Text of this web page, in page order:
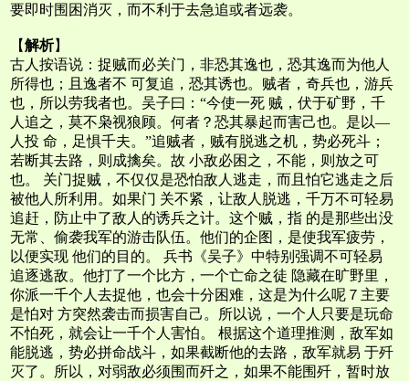
要即时围困消灭，而不利于去急追或者远袭。
【解析】
古人按语说：捉贼而必关门，非恐其逸也，恐其逸而为他人
所得也；且逸者不 可复追，恐其诱也。贼者，奇兵也，游兵
也，所以劳我者也。吴子曰：“今使一死 贼，伏于矿野，千
人追之，莫不枭视狼顾。何者？恐其暴起而害己也。是以—
人投 命，足惧千夫。”追贼者，贼有脱逃之机，势必死斗；
若断其去路，则成擒矣。故 小敌必困之，不能，则放之可
也。 关门捉贼，不仅仅是恐怕敌人逃走，而且怕它逃走之后
被他人所利用。如果门 关不紧，让敌人脱逃，千万不可轻易
追赶，防止中了敌人的诱兵之计。这个贼，指 的是那些出没
无常、偷袭我军的游击队伍。他们的企图，是使我军疲劳，
以便实现 他们的目的。 兵书《吴子》中特别强调不可轻易
追逐逃敌。他打了一个比方，一个亡命之徒 隐藏在旷野里，
你派一千个人去捉他，也会十分困难，这是为什么呢７主要
是怕对 方突然袭击而损害自己。所以说，一个人只要是玩命
不怕死，就会让一千个人害怕。 根据这个道理推测，敌军如
能脱逃，势必拼命战斗，如果截断他的去路，敌军就易 于歼
灭了。所以，对弱敌必须围而歼之，如果不能围歼，暂时放